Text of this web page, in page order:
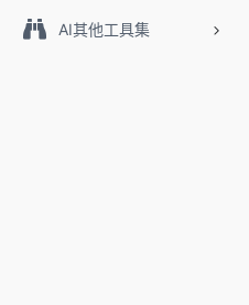
AI其他工具集